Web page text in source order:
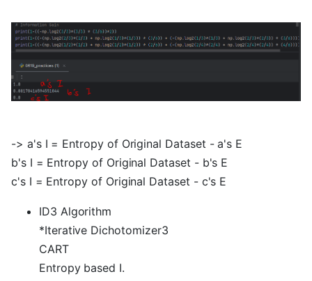
-> a's I = Entropy of Original Dataset - a's E
b's I = Entropy of Original Dataset - b's E
c's I = Entropy of Original Dataset - c's E
ID3 Algorithm
*Iterative Dichotomizer3
CART
Entropy based I.